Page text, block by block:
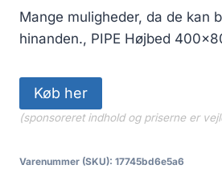
Mange muligheder, da de kan
hinanden., PIPE Højbed
Køb her
(sponsoreret indhold og priserne er
Varenummer (SKU): 17745bd6e5a6